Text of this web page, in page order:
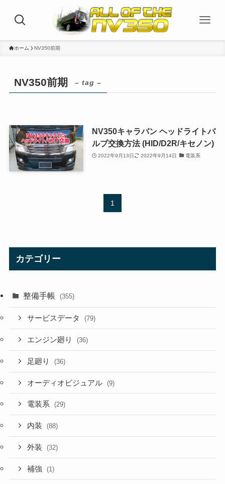
ホーム NV350前期
NV350前期 – tag –
NV350キャラバン ヘッドライトバ
ルブ交換方法 (HID/D2R/キセノン)
2022年9月13日 2022年9月14日 電装系
1
カテゴリー
整備手帳 (355)
サービスデータ (79)
エンジン廻り (36)
足廻り (36)
オーディオビジュアル (9)
電装系 (29)
内装 (88)
外装 (32)
補強 (1)